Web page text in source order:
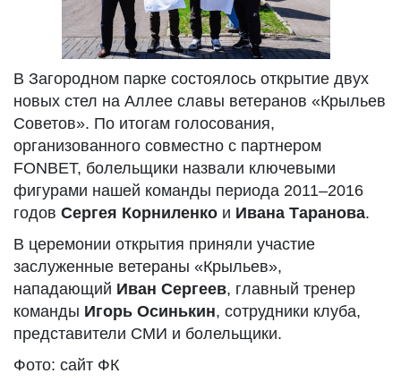
В Загородном парке состоялось открытие двух
новых стел на Аллее славы ветеранов «Крыльев
Советов». По итогам голосования,
организованного совместно с партнером
FONBET, болельщики назвали ключевыми
фигурами нашей команды периода 2011–2016
годов Сергея Корниленко и Ивана Таранова.
В церемонии открытия приняли участие
заслуженные ветераны «Крыльев»,
нападающий Иван Сергеев, главный тренер
команды Игорь Осинькин, сотрудники клуба,
представители СМИ и болельщики.
Фото: сайт ФК